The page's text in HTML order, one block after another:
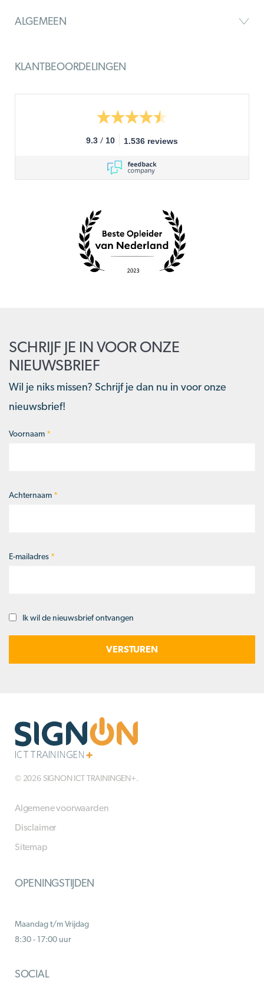
ALGEMEEN
KLANTBEOORDELINGEN
9.3 / 10 1.536 reviews
SCHRIJF JE IN VOOR ONZE
NIEUWSBRIEF
Wil je niks missen? Schrijf je dan nu in voor onze
nieuwsbrief!
Naam*
Voornaam *
Achternaam *
E-mailadres *
Opt-Ik wil de nieuwsbrief ontvangen
© 2026 SIGNON ICT TRAININGEN+.
Algemene voorwaarden
Disclaimer
Sitemap
OPENINGSTIJDEN
Maandag t/m Vrijdag
8:30 - 17:00 uur
SOCIAL